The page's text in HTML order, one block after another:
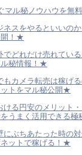
マル秘ノウハウを無
スをやるといいの
開！★
どれだけ売れてい
ル秘情報！★
カメラ転売は稼げ
トをマル秘公開★
る円安のメリット
うまく活用できる
ぶちあたった時の
ットで稼げる！★